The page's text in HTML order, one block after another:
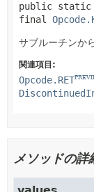
public static
final
サブルーチンか
関連項目:
Opcode.RET
メソッドの詳